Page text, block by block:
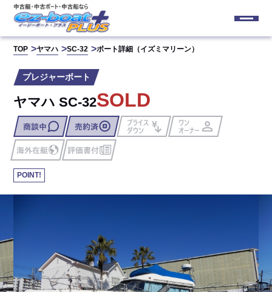
TOP ヤマハ SC-32 ボート詳細（イズミマリーン）
プレジャーボート
ヤマハ SC-32SOLD